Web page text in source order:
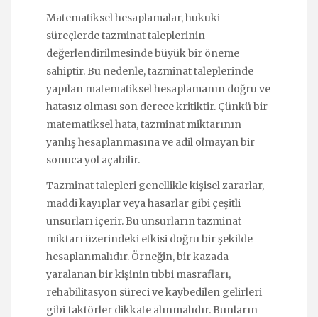
Matematiksel hesaplamalar, hukuki
süreçlerde tazminat taleplerinin
değerlendirilmesinde büyük bir öneme
sahiptir. Bu nedenle, tazminat taleplerinde
yapılan matematiksel hesaplamanın doğru ve
hatasız olması son derece kritiktir. Çünkü bir
matematiksel hata, tazminat miktarının
yanlış hesaplanmasına ve adil olmayan bir
sonuca yol açabilir.
Tazminat talepleri genellikle kişisel zararlar,
maddi kayıplar veya hasarlar gibi çeşitli
unsurları içerir. Bu unsurların tazminat
miktarı üzerindeki etkisi doğru bir şekilde
hesaplanmalıdır. Örneğin, bir kazada
yaralanan bir kişinin tıbbi masrafları,
rehabilitasyon süreci ve kaybedilen gelirleri
gibi faktörler dikkate alınmalıdır. Bunların